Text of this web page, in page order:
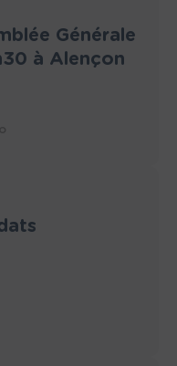
Générale
à Alençon